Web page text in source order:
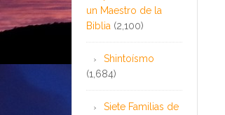
un Maestro de la
Biblia (2,100)
Shintoísmo
(1,684)
Siete Familias de